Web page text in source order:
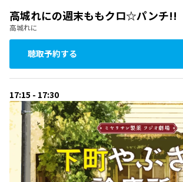
高城れにの週末ももクロ☆パンチ!!
高城れに
聴取予約する
17:15 - 17:30